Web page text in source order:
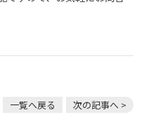
一覧へ戻る 次の記事へ >